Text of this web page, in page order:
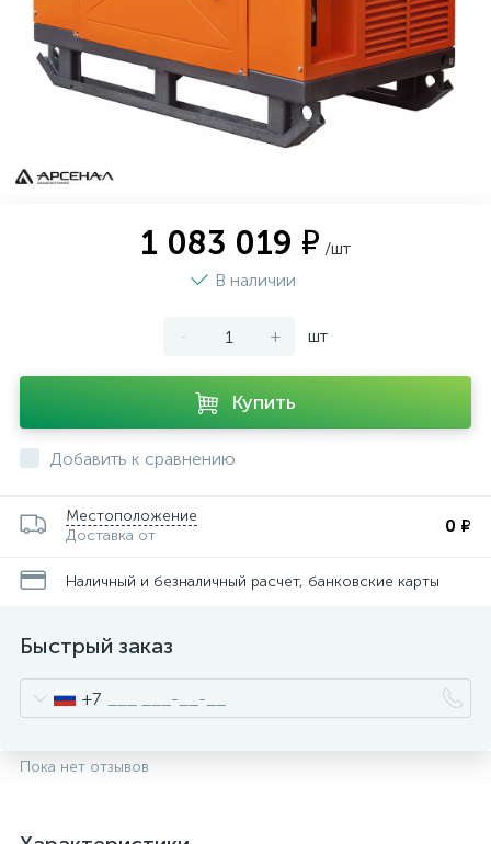
1 083 019 ₽ /шт
В наличии
- + шт
Купить
Добавить к сравнению
Местоположение
Доставка от
0 ₽
Наличный и безналичный расчет, банковские карты
Быстрый заказ
+7
Пока нет отзывов